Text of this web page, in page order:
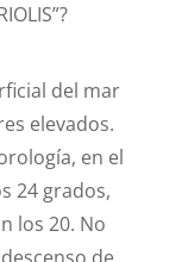
del mar
elevados.
en el
24 grados,
los 20. No